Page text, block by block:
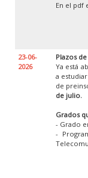
En el pdf
23-06-
2026
Plazos
Ya está
a
de
de julio.
Grados
- Grado
-